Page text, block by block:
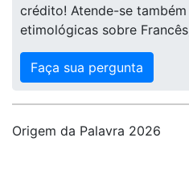
crédito! Atende-se
etimológicas sobre
Faça sua pergunta
Origem da Palavra 2026